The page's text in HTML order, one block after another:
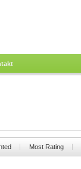
Most Rating